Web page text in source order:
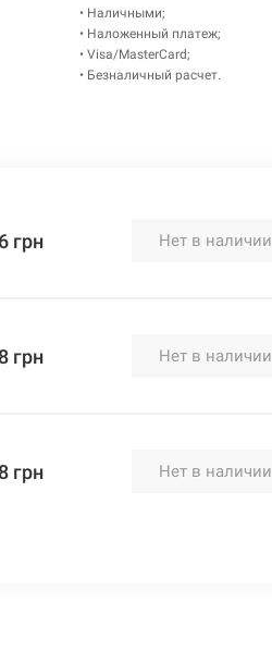
• Наличными;
• Наложенный платеж;
• Visa/MasterCard;
• Безналичный расчет.
6 грн Нет в наличии
8 грн Нет в наличии
8 грн Нет в наличии